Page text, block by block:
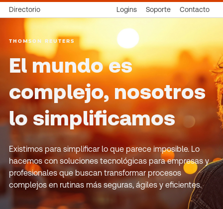
Directorio Logins Soporte Contacto
THOMSON REUTERS
El mundo es
complejo, nosotros
lo simplificamos
Existimos para simplificar lo que parece imposible. Lo
hacemos con soluciones tecnológicas para empresas y
profesionales que buscan transformar procesos
complejos en rutinas más seguras, ágiles y eficientes.